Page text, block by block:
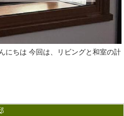
にちは 今回は、リビングと和室の計